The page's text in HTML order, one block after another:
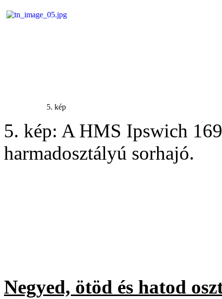
5. kép
5. kép: A HMS Ipswich
harmadosztályú sorhajó.
Negyed, ötöd és hatod